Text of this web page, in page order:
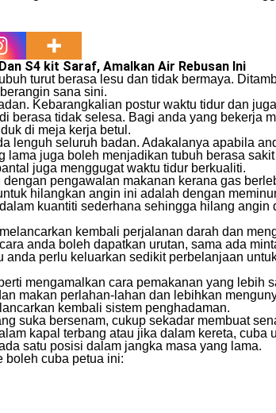
S4 kit Saraf, Amalkan Air Rebusan Ini
turut berasa lesu dan tidak bermaya.
sana sini.
Kebarangkalian postur waktu tidur dan
berasa tidak selesa. Bagi anda yang bekerja
di meja kerja betul.
lenguh seluruh badan. Adakalanya apabila
juga boleh menjadikan tubuh berasa
juga menggugat waktu tidur berkualiti.
pengawalan makanan kerana gas
hilangkan angin ini adalah dengan
kuantiti sederhana sehingga hilang angin
kembali perjalanan darah dan
anda boleh dapatkan urutan, sama ada
perlu keluarkan sedikit perbelanjaan
mengamalkan cara pemakanan yang lebih
makan perlahan-lahan dan lebihkan
kembali sistem penghadaman.
suka bersenam, cukup sekadar membuat
kapal terbang atau jika dalam kereta, cuba
satu posisi dalam jangka masa yang lama.
boleh cuba petua ini: